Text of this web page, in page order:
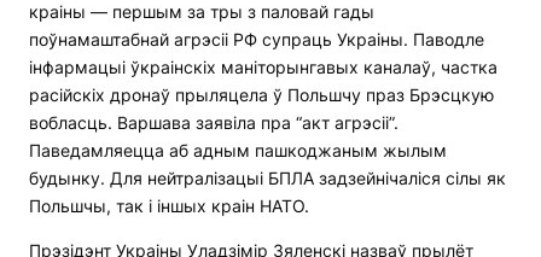
краіны — першым за тры з паловай гады
поўнамаштабнай агрэсіі РФ супраць Украіны. Паводле
інфармацыі ўкраінскіх маніторынгавых каналаў, частка
расійскіх дронаў прыляцела ў Польшчу праз Брэсцкую
вобласць. Варшава заявіла пра “акт агрэсіі”.
Паведамляецца аб адным пашкоджаным жылым
будынку. Для нейтралізацыі БПЛА задзейнічаліся сілы як
Польшчы, так і іншых краін НАТО.
Прэзідэнт Украіны Уладзімір Зяленскі назваў прылёт